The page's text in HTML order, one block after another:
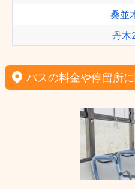
桑並
丹木
バスの料金や停留所